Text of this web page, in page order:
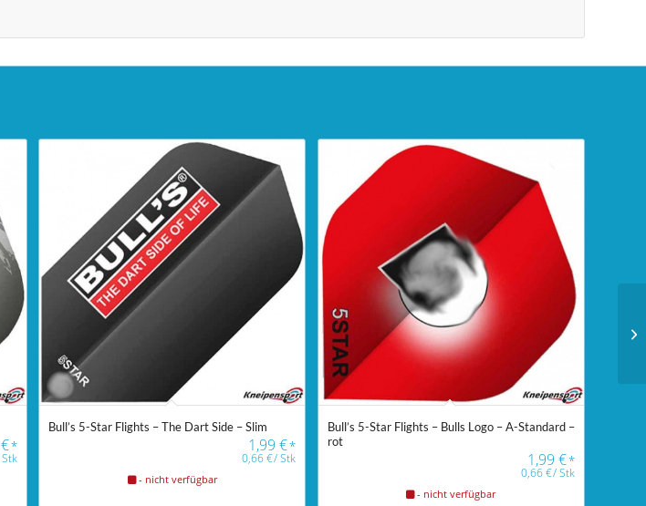
€*
Stk
Bull’s 5-Star Flights – The Dart Side – Slim
1,99€*
0,66€/Stk
- nicht verfügbar
Bull’s 5-Star Flights – Bulls Logo – A-Standard –
rot
1,99 €*
0,66€/Stk
- nicht verfügbar